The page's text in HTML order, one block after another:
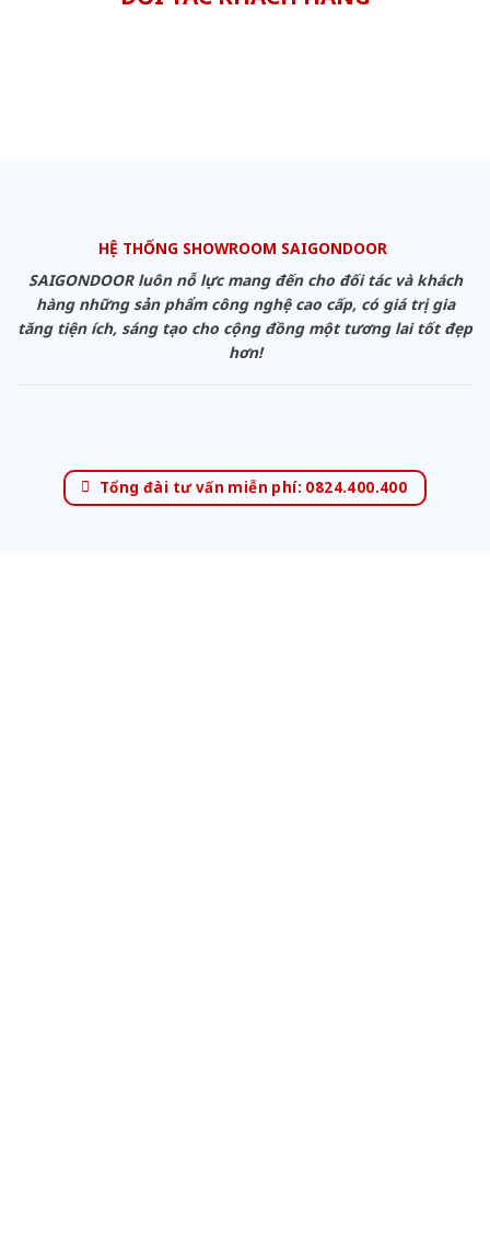
HỆ THỐNG SHOWROOM SAIGONDOOR
SAIGONDOOR luôn nỗ lực mang đến cho đối tác và khách
hàng những sản phẩm công nghệ cao cấp, có giá trị gia
tăng tiện ích, sáng tạo cho cộng đồng một tương lai tốt đẹp
hơn!
Tổng đài tư vấn miễn phí: 0824.400.400